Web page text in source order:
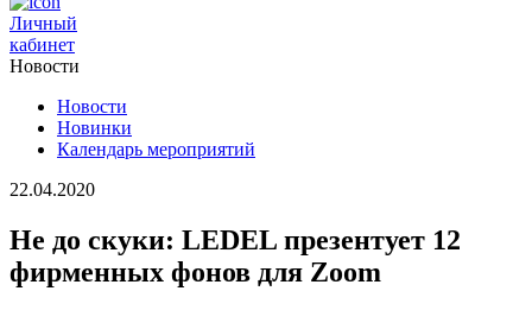
Личный
кабинет
Новости
Новости
Новинки
Календарь мероприятий
22.04.2020
Не до скуки: LEDEL презентует 12
фирменных фонов для Zoom